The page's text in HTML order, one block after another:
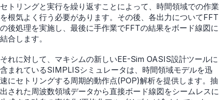
セトリングと実行を繰り返すことによって、時間領域での作業
を根気よく行う必要があります。その後、各出力についてFFT
の後処理を実施し、最後に手作業でFFTの結果をボード線図に
結合します。
それに対して、マキシムの新しいEE-Sim OASIS設計ツールに
含まれているSIMPLISシミュレータは、時間領域モデルを迅
速にセトリングする周期的動作点(POP)解析を提供します。抽
出された周波数領域データから直接ボード線図をシームレスに